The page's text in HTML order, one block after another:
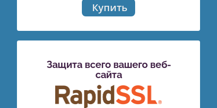
Купить
Защита всего вашего веб-
сайта